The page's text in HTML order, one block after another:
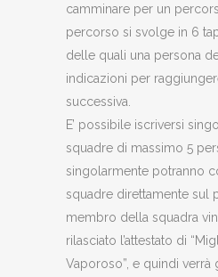
camminare per un
percorso si svolge in 6
delle quali una persona
indicazioni per
successiva.
E’ possibile iscriversi
squadre di massimo 5
singolarmente potranno
squadre direttamente sul
membro della squadra
rilasciato l’attestato di
Vaporoso”, e quindi verrà